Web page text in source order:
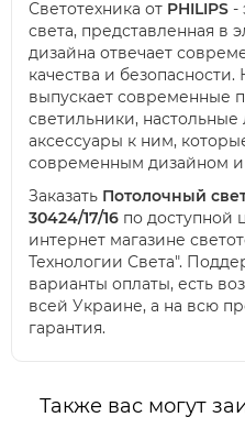
Светотехника от PHILIPS -
света, представленная в
дизайна отвечает
качества и
выпускает современные
светильники,
аксессуары к ним,
современным дизайном и
Заказать Потолочный
30424/17/16 по
интернет магазине
Технологии Света".
варианты оплаты, есть
всей Украине, а на всю
гарантия.
Также вас могут